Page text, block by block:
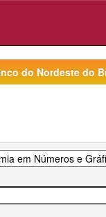
do Nordeste do